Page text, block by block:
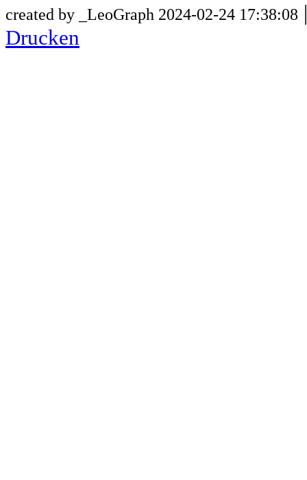
created by _LeoGraph 2024-02-24 17:38:08
Drucken